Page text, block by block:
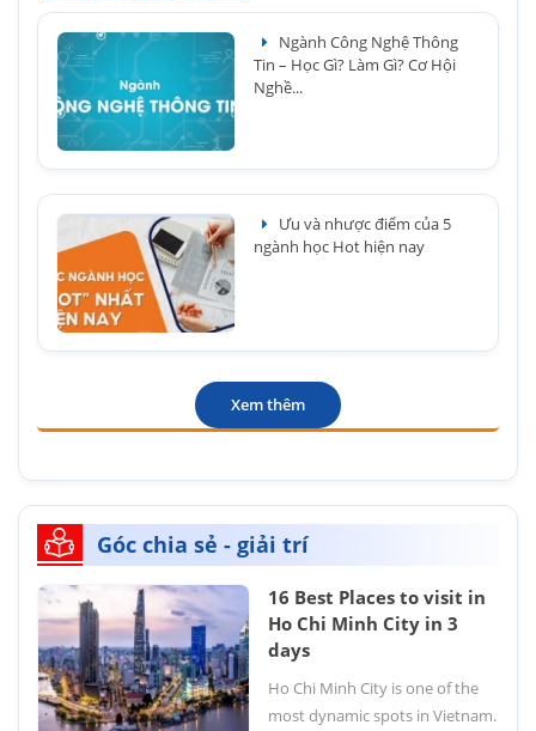
Ngành Công Nghệ Thông
Tin – Học Gì? Làm Gì? Cơ Hội
Nghề...
Ưu và nhược điểm của 5
ngành học Hot hiện nay
Xem thêm
Góc chia sẻ - giải trí
16 Best Places to visit in
Ho Chi Minh City in 3
days
Ho Chi Minh City is one of the
most dynamic spots in Vietnam.